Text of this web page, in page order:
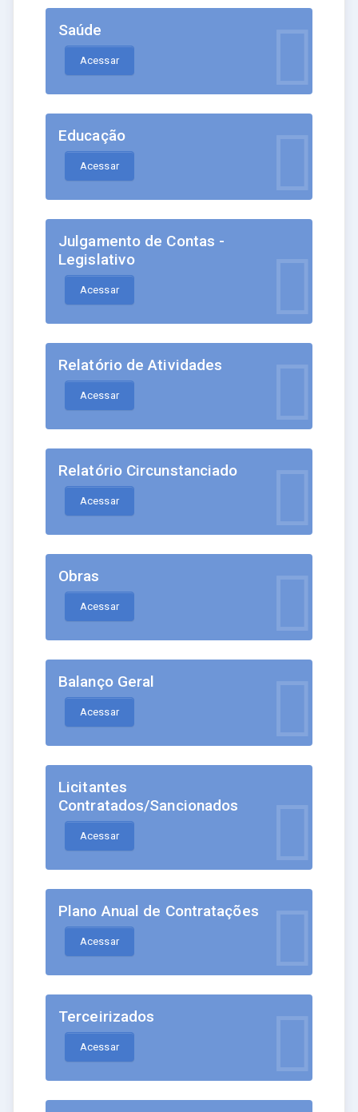
Saúde
Acessar
Educação
Acessar
Julgamento de Contas -
Legislativo
Acessar
Relatório de Atividades
Acessar
Relatório Circunstanciado
Acessar
Obras
Acessar
Balanço Geral
Acessar
Licitantes
Contratados/Sancionados
Acessar
Plano Anual de Contratações
Acessar
Terceirizados
Acessar